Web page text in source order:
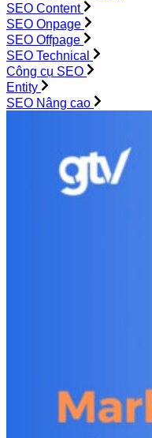
SEO Content
SEO Onpage
SEO Offpage
SEO Technical
Công cụ SEO
Entity
SEO Nâng cao